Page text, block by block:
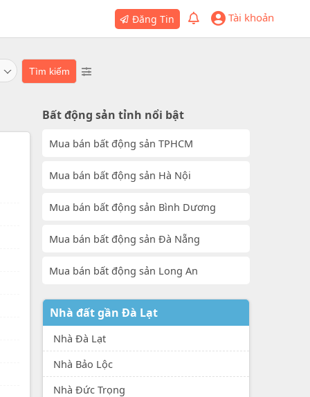
Đăng Tin Tài khoản
Bất động sản tỉnh nổi bật
Mua bán bất động sản TPHCM
Mua bán bất động sản Hà Nội
Mua bán bất động sản Bình Dương
Mua bán bất động sản Đà Nẵng
Mua bán bất động sản Long An
Nhà đất gần Đà Lạt
Nhà Đà Lạt
Nhà Bảo Lộc
Nhà Đức Trọng